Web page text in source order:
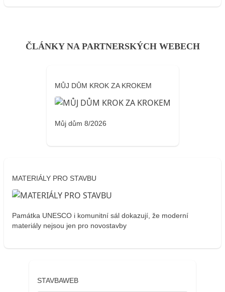
ČLÁNKY NA PARTNERSKÝCH WEBECH
MŮJ DŮM KROK ZA KROKEM
Můj dům 8/2026
MATERIÁLY PRO STAVBU
Památka UNESCO i komunitní sál dokazují, že moderní
materiály nejsou jen pro novostavby
STAVBAWEB